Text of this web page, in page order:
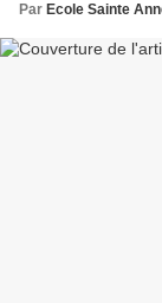
Par Ecole Sainte